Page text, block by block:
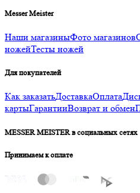
Messer Meister
Наши магазиныФото магазинов
ножейТесты ножей
Для покупателей
Как заказатьДоставкаОплата
картыГарантииВозврат и обмен
MESSER MEISTER в социальных сетях
Принимаем к оплате